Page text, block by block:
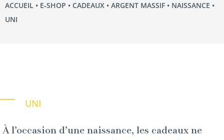
ACCUEIL • E‑SHOP • CADEAUX • ARGENT MASSIF • NAISSANCE •
UNI
UNI
À l’occasion d’une naissance, les cadeaux ne